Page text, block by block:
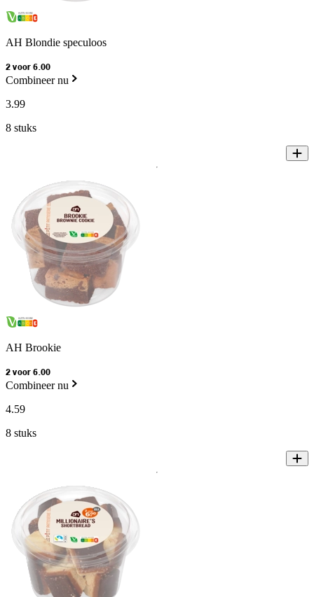
AH Blondie speculoos
2 voor 6.00
Combineer nu
3.99
8 stuks
AH Brookie
2 voor 6.00
Combineer nu
4.59
8 stuks